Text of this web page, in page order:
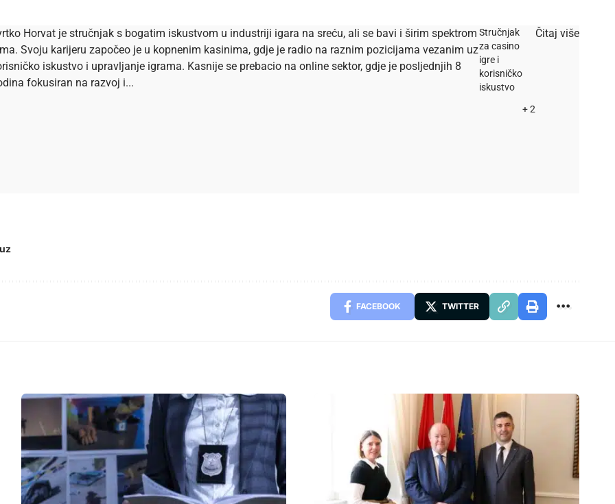
Horvat je stručnjak s bogatim iskustvom u industriji igara na sreću, ali se bavi i širim spektrom
Svoju karijeru započeo je u kopnenim kasinima, gdje je radio na raznim pozicijama vezanim uz
iskustvo i upravljanje igrama. Kasnije se prebacio na online sektor, gdje je posljednjih 8
fokusiran na razvoj i...
Stručnjak
za casino
igre i
korisničko
iskustvo
+ 2
Čitaj više
FACEBOOK TWITTER